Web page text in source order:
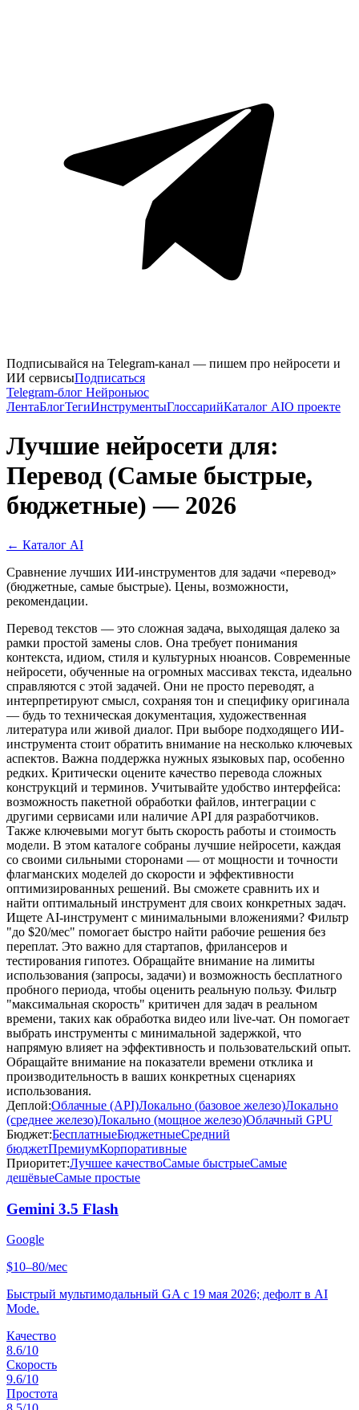
Подписывайся на Telegram-канал — пишем про нейросети и
ИИ сервисыПодписаться
Telegram-блог Нейроньюс
ЛентаБлогТегиИнструментыГлоссарийКаталог AIО проекте
Лучшие нейросети для:
Перевод (Самые быстрые,
бюджетные) — 2026
← Каталог AI
Сравнение лучших ИИ-инструментов для задачи «перевод»
(бюджетные, самые быстрые). Цены, возможности,
рекомендации.
Перевод текстов — это сложная задача, выходящая далеко за
рамки простой замены слов. Она требует понимания
контекста, идиом, стиля и культурных нюансов. Современные
нейросети, обученные на огромных массивах текста, идеально
справляются с этой задачей. Они не просто переводят, а
интерпретируют смысл, сохраняя тон и специфику оригинала
— будь то техническая документация, художественная
литература или живой диалог. При выборе подходящего ИИ-
инструмента стоит обратить внимание на несколько ключевых
аспектов. Важна поддержка нужных языковых пар, особенно
редких. Критически оцените качество перевода сложных
конструкций и терминов. Учитывайте удобство интерфейса:
возможность пакетной обработки файлов, интеграции с
другими сервисами или наличие API для разработчиков.
Также ключевыми могут быть скорость работы и стоимость
модели. В этом каталоге собраны лучшие нейросети, каждая
со своими сильными сторонами — от мощности и точности
флагманских моделей до скорости и эффективности
оптимизированных решений. Вы сможете сравнить их и
найти оптимальный инструмент для своих конкретных задач.
Ищете AI-инструмент с минимальными вложениями? Фильтр
"до $20/мес" помогает быстро найти рабочие решения без
переплат. Это важно для стартапов, фрилансеров и
тестирования гипотез. Обращайте внимание на лимиты
использования (запросы, задачи) и возможность бесплатного
пробного периода, чтобы оценить реальную пользу. Фильтр
"максимальная скорость" критичен для задач в реальном
времени, таких как обработка видео или live-чат. Он помогает
выбрать инструменты с минимальной задержкой, что
напрямую влияет на эффективность и пользовательский опыт.
Обращайте внимание на показатели времени отклика и
производительность в ваших конкретных сценариях
использования.
Деплой:Облачные (API)Локально (базовое железо)Локально
(среднее железо)Локально (мощное железо)Облачный GPU
Бюджет:БесплатныеБюджетныеСредний
бюджетПремиумКорпоративные
Приоритет:Лучшее качествоСамые быстрыеСамые
дешёвыеСамые простые
Gemini 3.5 Flash
Google
$10–80/мес
Быстрый мультимодальный GA с 19 мая 2026; дефолт в AI
Mode.
Качество
8.6/10
Скорость
9.6/10
Простота